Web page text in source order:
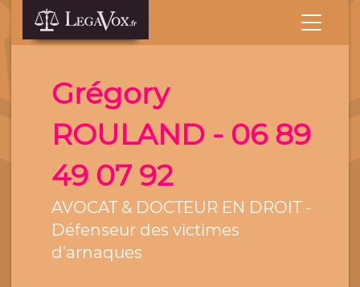
Grégory
ROULAND - 06 89
49 07 92
AVOCAT & DOCTEUR EN DROIT -
Défenseur des victimes
d'arnaques